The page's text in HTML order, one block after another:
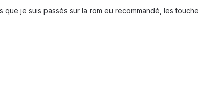
je suis passés sur la rom eu recommandé, les